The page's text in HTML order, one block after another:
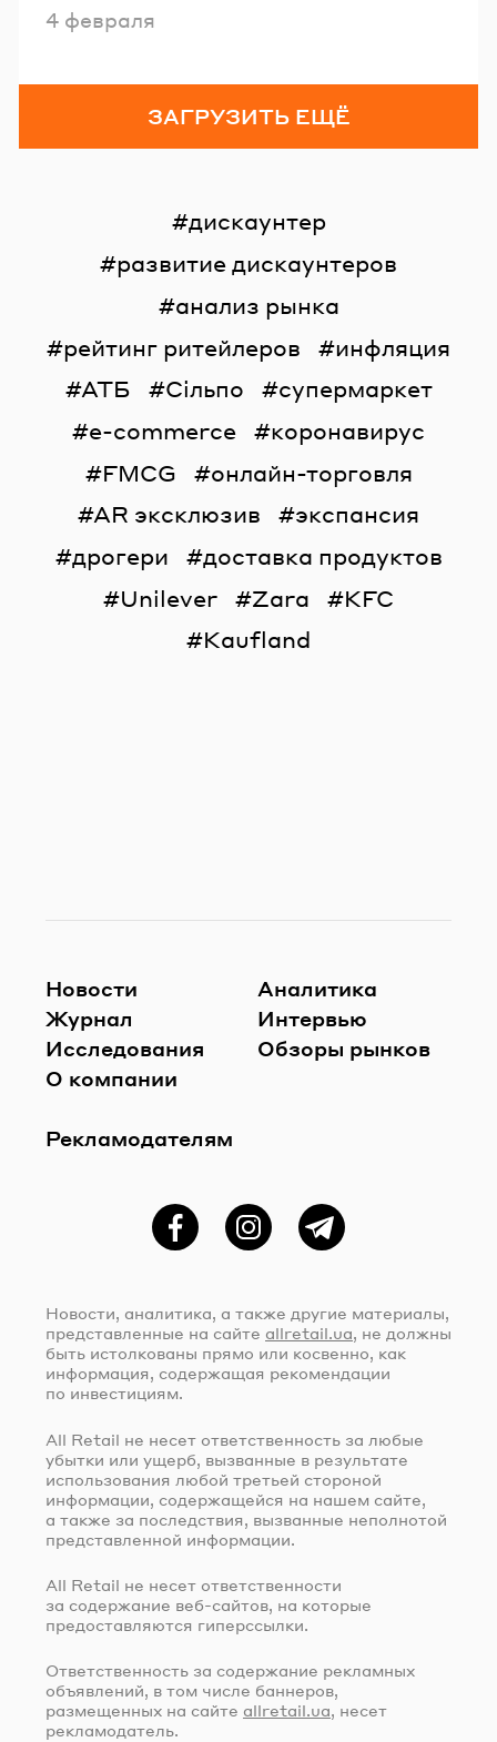
Опубликовано
4 февраля
ЗАГРУЗИТЬ ЕЩЁ
дискаунтер
развитие дискаунтеров
анализ рынка
рейтинг ритейлеров
инфляция
АТБ
Сільпо
супермаркет
e-commerce
коронавирус
FMCG
онлайн-торговля
AR эксклюзив
экспансия
дрогери
доставка продуктов
Unilever
Zara
KFC
Kaufland
Новости
Журнал
Исследования
О компании
Рекламодателям
Аналитика
Интервью
Обзоры рынков
ФейсбукInstagramTelegram
Новости, аналитика, а также другие материалы,
представленные на сайте allretail.ua, не должны
быть истолкованы прямо или косвенно, как
информация, содержащая рекомендации
по инвестициям.
All Retail не несет ответственность за любые
убытки или ущерб, вызванные в результате
использования любой третьей стороной
информации, содержащейся на нашем сайте,
а также за последствия, вызванные неполнотой
представленной информации.
All Retail не несет ответственности
за содержание веб-сайтов, на которые
предоставляются гиперссылки.
Ответственность за содержание рекламных
объявлений, в том числе баннеров,
размещенных на сайте allretail.ua, несет
рекламодатель.